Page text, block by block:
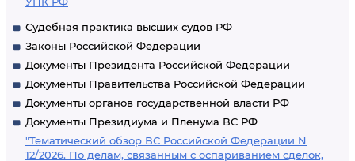
Судебная практика высших судов РФ
Законы Российской Федерации
Документы Президента Российской Федерации
Документы Правительства Российской Федерации
Документы органов государственной власти РФ
Документы Президиума и Пленума ВС РФ
"Тематический обзор ВС Российской Федерации N
12/2026. По делам, связанным с оспариванием сделок,